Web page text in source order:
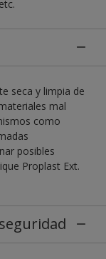
seca y limpia de
mal
como
posibles
Proplast Ext.